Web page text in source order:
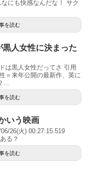
にも快感なんだな！ サク
を読む
人女性に決まった
は黒人女性だってさ 引用
＝来年公開の最新作、英に
を読む
いう映画
26(火) 00:27:15.519
る？
を読む